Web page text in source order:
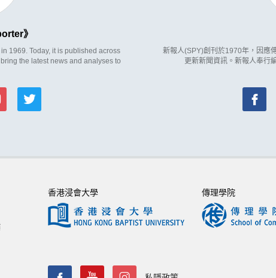
1969. Today, it is published across
the latest news and analyses to
新報人(SPY)創刊於1970年，因應
更新新聞資訊。新報人奉行
香港浸會大學 傳理學院